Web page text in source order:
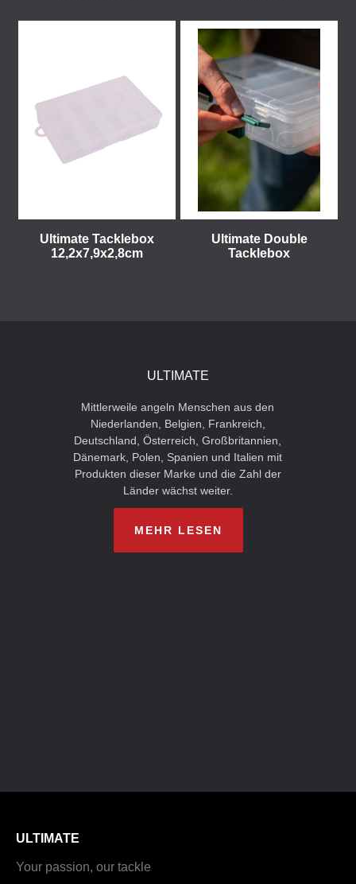
Ultimate Tacklebox
12,2x7,9x2,8cm
Ultimate Double
Tacklebox
ULTIMATE
Mittlerweile angeln Menschen aus den
Niederlanden, Belgien, Frankreich,
Deutschland, Österreich, Großbritannien,
Dänemark, Polen, Spanien und Italien mit
Produkten dieser Marke und die Zahl der
Länder wächst weiter.
MEHR LESEN
ULTIMATE
Your passion, our tackle